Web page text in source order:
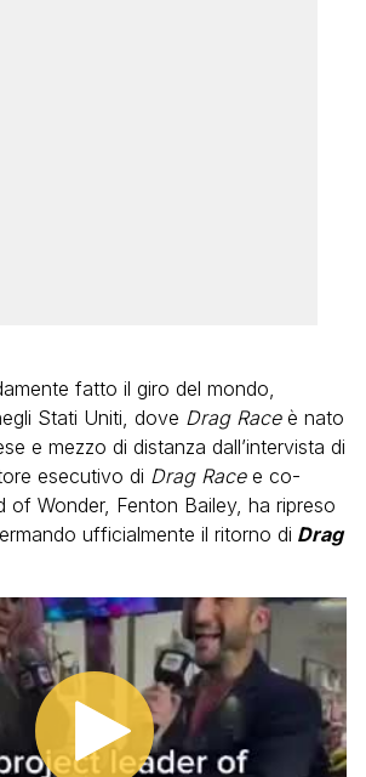
fatto il giro del mondo,
Stati Uniti, dove Drag Raceè nato
e mezzo di distanza dall’intervista di
esecutivo di Drag Racee co-
of Wonder, Fenton Bailey, ha ripreso
ufficialmente il ritorno di Drag